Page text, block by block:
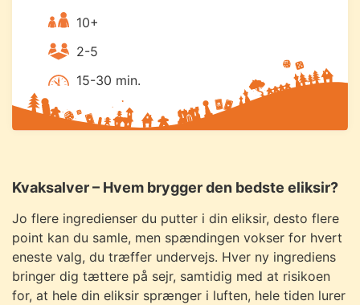
10+
2-5
15-30 min.
Kvaksalver – Hvem brygger den bedste eliksir?
Jo flere ingredienser du putter i din eliksir, desto flere
point kan du samle, men spændingen vokser for hvert
eneste valg, du træffer undervejs. Hver ny ingrediens
bringer dig tættere på sejr, samtidig med at risikoen
for, at hele din eliksir sprænger i luften, hele tiden lurer